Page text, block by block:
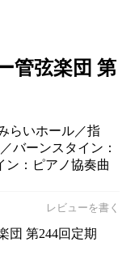
管弦楽団 第
らいホール／指
バーンスタイン：
ン：ピアノ協奏曲
レビューを書く